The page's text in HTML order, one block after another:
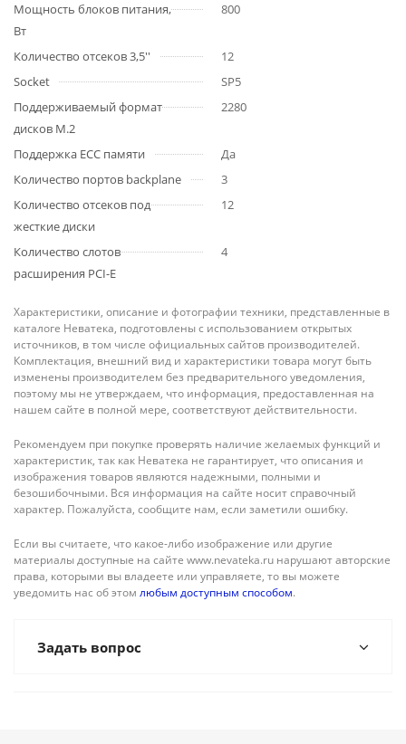
Мощность блоков питания,
Вт
800
Количество отсеков 3,5''
12
Socket
SP5
Поддерживаемый формат
дисков M.2
2280
Поддержка ECC памяти
Да
Количество портов backplane
3
Количество отсеков под
жесткие диски
12
Количество слотов
расширения PCI-E
4
Характеристики, описание и фотографии техники, представленные в
каталоге Неватека, подготовлены с использованием открытых
источников, в том числе официальных сайтов производителей.
Комплектация, внешний вид и характеристики товара могут быть
изменены производителем без предварительного уведомления,
поэтому мы не утверждаем, что информация, предоставленная на
нашем сайте в полной мере, соответствуют действительности.
Рекомендуем при покупке проверять наличие желаемых функций и
характеристик, так как Неватека не гарантирует, что описания и
изображения товаров являются надежными, полными и
безошибочными. Вся информация на сайте носит справочный
характер. Пожалуйста, сообщите нам, если заметили ошибку.
Если вы считаете, что какое-либо изображение или другие
материалы доступные на сайте www.nevateka.ru нарушают авторские
права, которыми вы владеете или управляете, то вы можете
уведомить нас об этом любым доступным способом.
Задать вопрос